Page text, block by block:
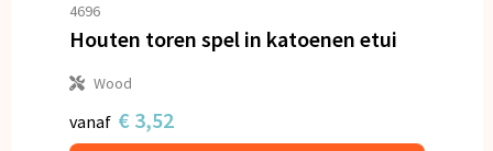
4696
Houten toren spel in katoenen etui
Wood
vanaf € 3,52